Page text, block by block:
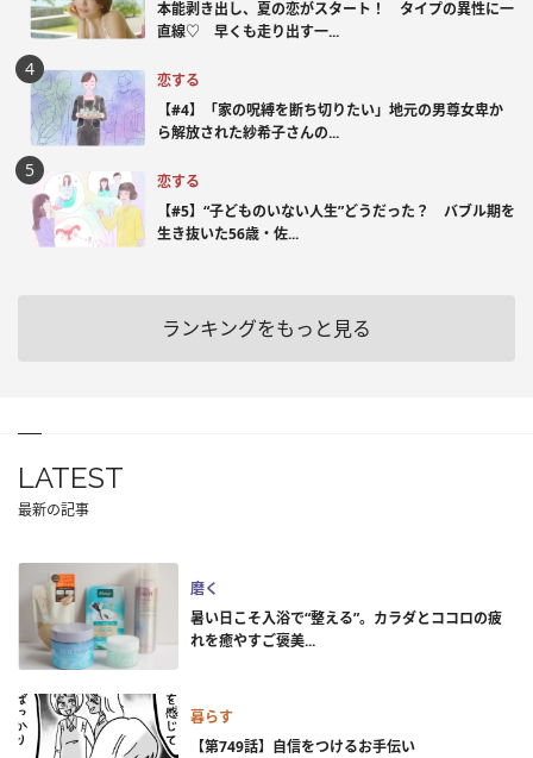
本能剥き出し、夏の恋がスタート！ タイプの異性に一
直線♡ 早くも走り出す一...
恋する
【#4】「家の呪縛を断ち切りたい」地元の男尊女卑か
ら解放された紗希子さんの...
恋する
【#5】“子どものいない人生”どうだった？ バブル期を
生き抜いた56歳・佐...
ランキングをもっと見る
LATEST
最新の記事
磨く
暑い日こそ入浴で“整える”。カラダとココロの疲
れを癒やすご褒美...
暮らす
【第749話】自信をつけるお手伝い